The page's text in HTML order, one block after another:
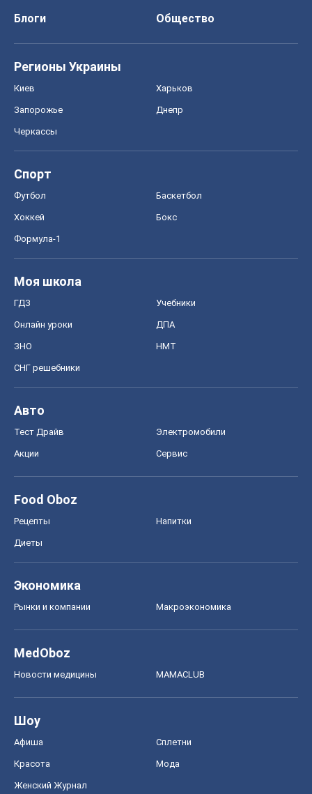
Блоги
Общество
Регионы Украины
Киев Харьков
Запорожье Днепр
Черкассы
Спорт
Футбол Баскетбол
Хоккей Бокс
Формула-1
Моя школа
ГДЗ Учебники
Онлайн уроки ДПА
ЗНО НМТ
СНГ решебники
Авто
Тест Драйв Электромобили
Акции Сервис
Food Oboz
Рецепты Напитки
Диеты
Экономика
Рынки и компании Mакроэкономика
MedOboz
Новости медицины MAMACLUB
Шоу
Афиша Сплетни
Красота Мода
Женский Журнал